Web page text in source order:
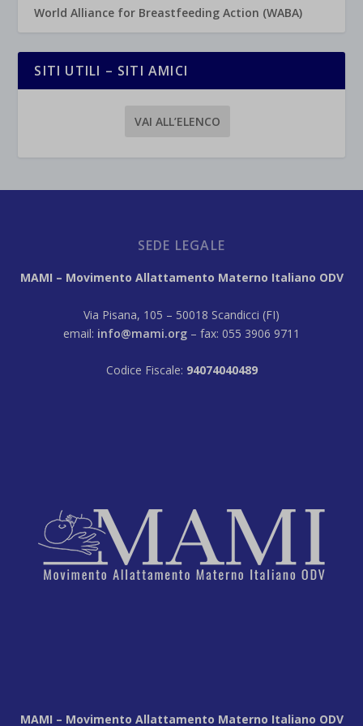
World Alliance for Breastfeeding Action (WABA)
SITI UTILI – SITI AMICI
VAI ALL’ELENCO
SEDE LEGALE
MAMI – Movimento Allattamento Materno Italiano ODV
Via Pisana, 105 – 50018 Scandicci (FI)
email: info@mami.org – fax: 055 3906 9711
Codice Fiscale: 94074040489
MAMI – Movimento Allattamento Materno Italiano ODV